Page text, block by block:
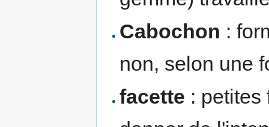
Cabochon :
non, selon une
facette : petites